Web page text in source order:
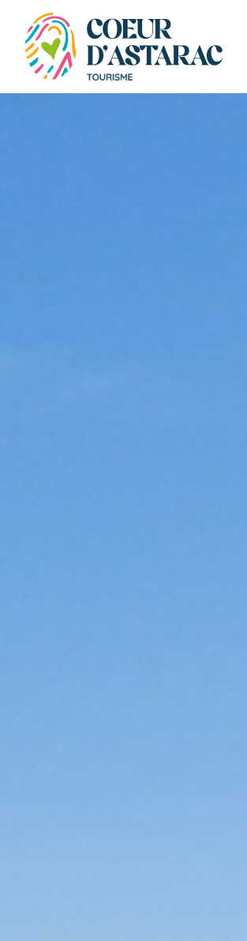
Panneau de gestion des cookies